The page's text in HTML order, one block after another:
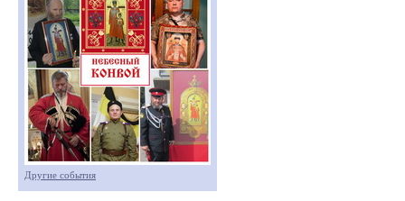
Другие события